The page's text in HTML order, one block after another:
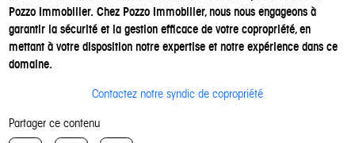
Pozzo Immobilier.Chez Pozzo Immobilier, nous nous engageons à
garantir la sécurité et la gestion efficace de votre copropriété, en
mettant à votre disposition notre expertise et notre expérience dans ce
domaine.
Contactez notre syndic de copropriété
Partager ce contenu